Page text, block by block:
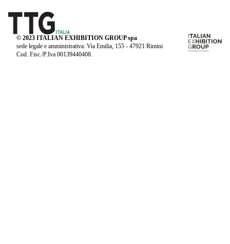
© 2023 ITALIAN EXHIBITION GROUP spa
sede legale e amministrativa: Via Emilia, 155 - 47921 Rimini
Cod. Fisc./P.Iva 00139440408.